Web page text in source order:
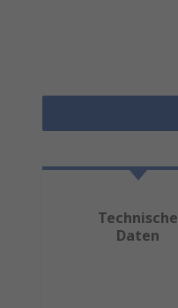
Technische
Daten